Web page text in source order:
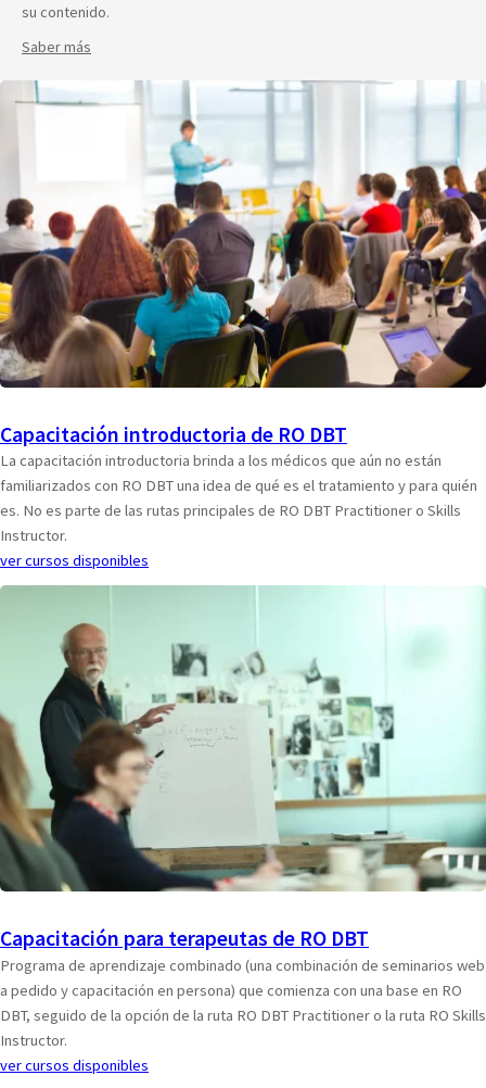
su contenido.
Saber más
Capacitación introductoria de RO DBT
La capacitación introductoria brinda a los médicos que aún no están
familiarizados con RO DBT una idea de qué es el tratamiento y para quién
es. No es parte de las rutas principales de RO DBT Practitioner o Skills
Instructor.
ver cursos disponibles
Capacitación para terapeutas de RO DBT
Programa de aprendizaje combinado (una combinación de seminarios web
a pedido y capacitación en persona) que comienza con una base en RO
DBT, seguido de la opción de la ruta RO DBT Practitioner o la ruta RO Skills
Instructor.
ver cursos disponibles